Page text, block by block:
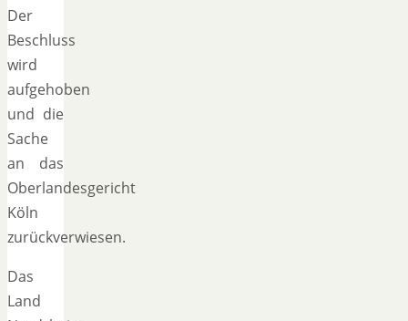
Der
Beschluss
wird
aufgehoben
und die
Sache
an das
Oberlandesgericht
Köln
zurückverwiesen.
Das
Land